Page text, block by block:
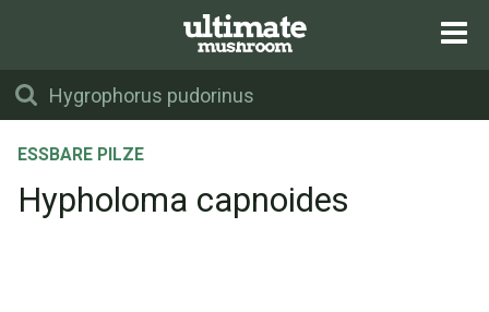
ESSBARE PILZE
Hypholoma capnoides